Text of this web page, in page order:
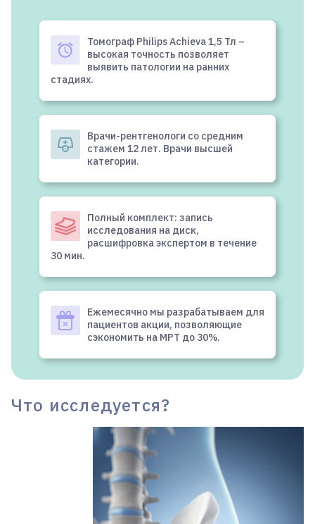
Томограф Philips Achieva 1,5 Тл –
высокая точность позволяет
выявить патологии на ранних
стадиях.
Врачи-рентгенологи со средним
стажем 12 лет. Врачи высшей
категории.
Полный комплект: запись
исследования на диск,
расшифровка экспертом в течение
30 мин.
Ежемесячно мы разрабатываем для
пациентов акции, позволяющие
сэкономить на МРТ до 30%.
Что исследуется?